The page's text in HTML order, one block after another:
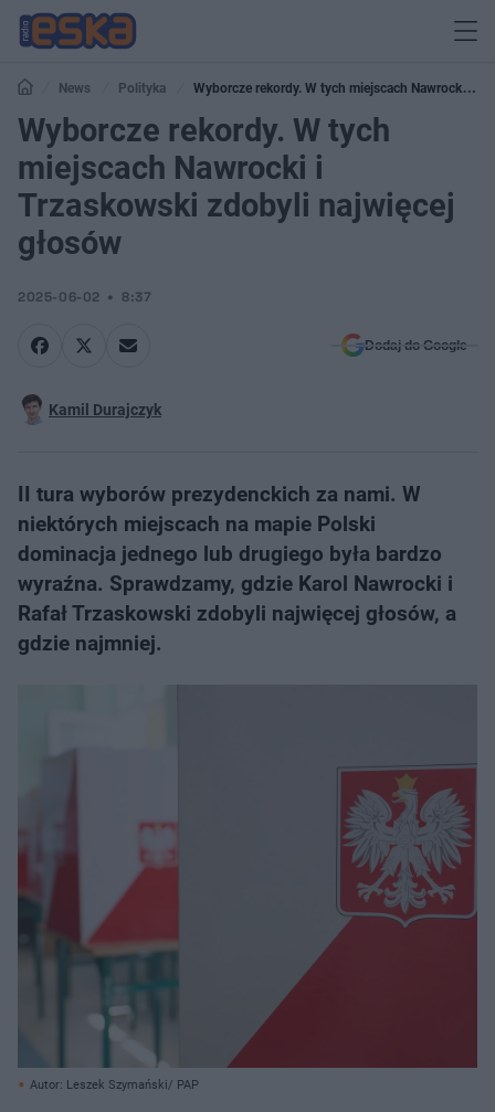
News Polityka
Wyborcze rekordy. W tych miejscach Nawrocki i
Trzaskowski zdobyli najwięcej głosów
Wyborcze rekordy. W tych
miejscach Nawrocki i
Trzaskowski zdobyli najwięcej
głosów
2025-06-02 8:37
Dodaj do Google
Kamil Durajczyk
II tura wyborów prezydenckich za nami. W
niektórych miejscach na mapie Polski
dominacja jednego lub drugiego była bardzo
wyraźna. Sprawdzamy, gdzie Karol Nawrocki i
Rafał Trzaskowski zdobyli najwięcej głosów, a
gdzie najmniej.
Autor: Leszek Szymański/ PAP